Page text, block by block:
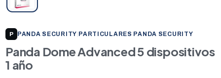
P PANDA SECURITY PARTICULARES PANDA SECURITY
Panda Dome Advanced 5 dispositivos
1 año